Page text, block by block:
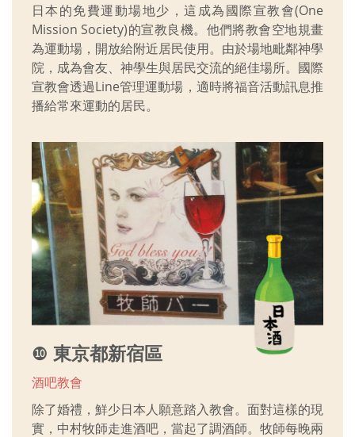
日本的免費運動場地少，這成為國際宣教會(One
Mission Society)的宣教良機。他們將教會空地規畫
為運動場，開放給附近居民使用。由於場地毗鄰神學
院，成為會友、神學生與居民交流的絕佳場所。國際
宣教會透過Line管理運動場，適時將福音活動訊息推
播給常來運動的居民。
❿ 東京都新宿區
酒吧教會
除了婚禮，鮮少日本人願意踏入教會。面對這樣的現
實，中村牧師走進酒吧，當起了調酒師。牧師每晚兩